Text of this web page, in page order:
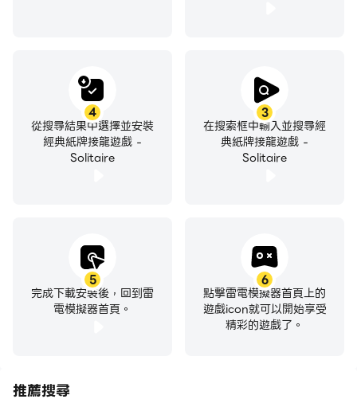
3
在搜索框中輸入並搜尋經
典紙牌接龍遊戲 -
Solitaire
4
從搜尋結果中選擇並安裝
經典紙牌接龍遊戲 -
Solitaire
5
完成下載安裝後，回到雷
電模擬器首頁。
6
點擊雷電模擬器首頁上的
遊戲icon就可以開始享受
精彩的遊戲了。
推薦搜尋